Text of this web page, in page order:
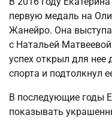
первую медаль на
Жанейро. Она
с Натальей
успех открыл для нее
спорта и подтолкнул
В последующие годы
показывать